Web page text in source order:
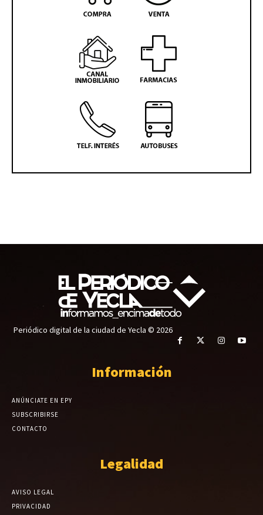
Periódico digital de la ciudad de Yecla © 2026
Información
ANÚNCIATE EN EPY
SUBSCRIBIRSE
CONTACTO
Legalidad
AVISO LEGAL
PRIVACIDAD